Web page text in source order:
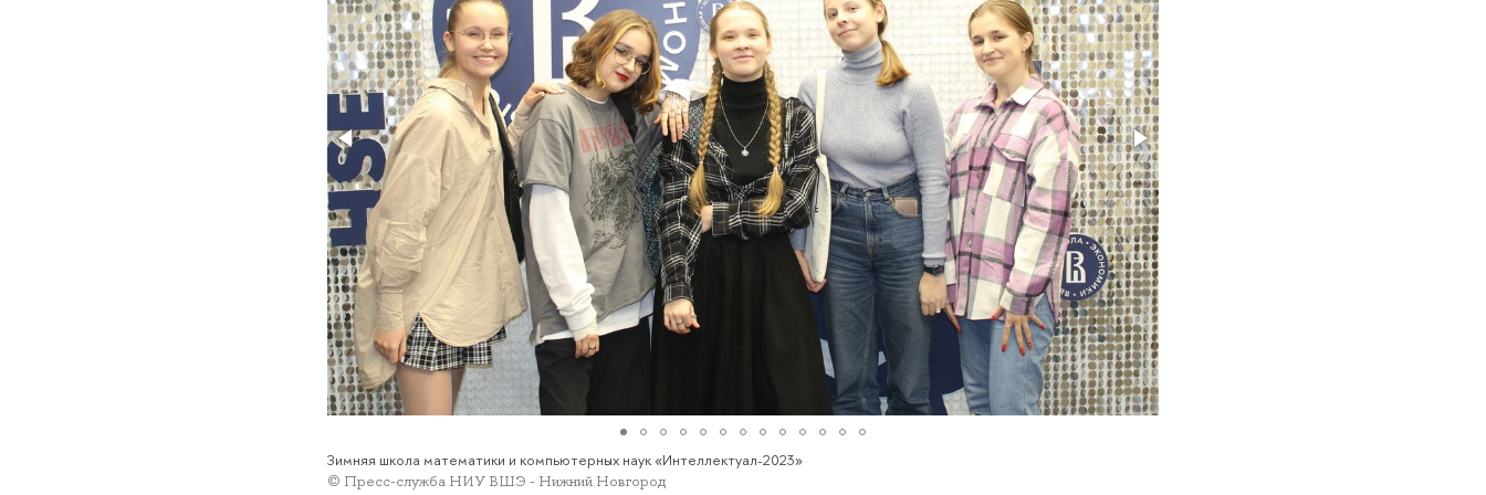
Зимняя школа математики и компьютерных наук «Интеллектуал-2023»
© Пресс-служба НИУ ВШЭ - Нижний Новгород